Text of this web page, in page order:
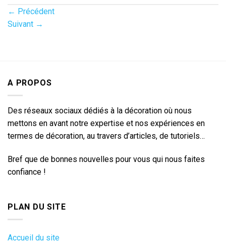
← Précédent
Suivant →
A PROPOS
Des réseaux sociaux dédiés à la décoration où nous
mettons en avant notre expertise et nos expériences en
termes de décoration, au travers d’articles, de tutoriels…
Bref que de bonnes nouvelles pour vous qui nous faites
confiance !
PLAN DU SITE
Accueil du site